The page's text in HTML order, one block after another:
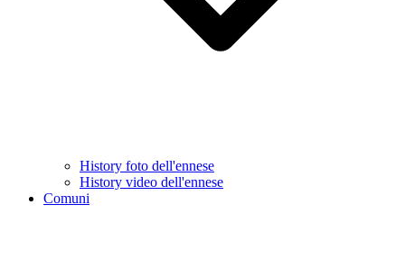
History foto dell'ennese
History video dell'ennese
Comuni